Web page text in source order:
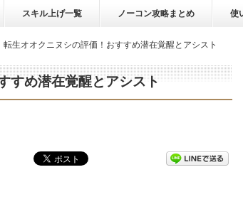
スキル上げ一覧 ノーコン攻略まとめ 使
転生オオクニヌシの評価！おすすめ潜在覚醒とアシスト
すめ潜在覚醒とアシスト